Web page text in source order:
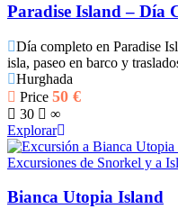
Paradise Island – Día
Día completo en Paradise
isla, paseo en barco y
Hurghada
Price 50 €
30
∞
Explorar
Excursiones de Snorkel y a
Bianca Utopia Island